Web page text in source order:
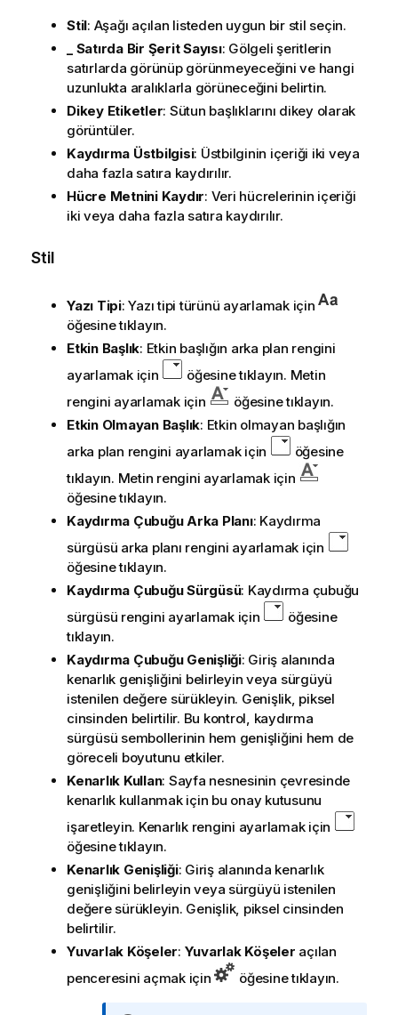
Stil: Aşağı açılan listeden uygun bir stil seçin.
_ Satırda Bir Şerit Sayısı: Gölgeli şeritlerin
satırlarda görünüp görünmeyeceğini ve hangi
uzunlukta aralıklarla görüneceğini belirtin.
Dikey Etiketler: Sütun başlıklarını dikey olarak
görüntüler.
Kaydırma Üstbilgisi: Üstbilginin içeriği iki veya
daha fazla satıra kaydırılır.
Hücre Metnini Kaydır: Veri hücrelerinin içeriği
iki veya daha fazla satıra kaydırılır.
Stil
Yazı Tipi: Yazı tipi türünü ayarlamak için
öğesine tıklayın.
Etkin Başlık: Etkin başlığın arka plan rengini
ayarlamak için
öğesine tıklayın. Metin
rengini ayarlamak için
öğesine tıklayın.
Etkin Olmayan Başlık: Etkin olmayan başlığın
arka plan rengini ayarlamak için
öğesine
tıklayın. Metin rengini ayarlamak için
öğesine tıklayın.
Kaydırma Çubuğu Arka Planı: Kaydırma
sürgüsü arka planı rengini ayarlamak için
öğesine tıklayın.
Kaydırma Çubuğu Sürgüsü: Kaydırma çubuğu
sürgüsü rengini ayarlamak için
öğesine
tıklayın.
Kaydırma Çubuğu Genişliği: Giriş alanında
kenarlık genişliğini belirleyin veya sürgüyü
istenilen değere sürükleyin. Genişlik, piksel
cinsinden belirtilir. Bu kontrol, kaydırma
sürgüsü sembollerinin hem genişliğini hem de
göreceli boyutunu etkiler.
Kenarlık Kullan: Sayfa nesnesinin çevresinde
kenarlık kullanmak için bu onay kutusunu
işaretleyin. Kenarlık rengini ayarlamak için
öğesine tıklayın.
Kenarlık Genişliği: Giriş alanında kenarlık
genişliğini belirleyin veya sürgüyü istenilen
değere sürükleyin. Genişlik, piksel cinsinden
belirtilir.
Yuvarlak Köşeler: Yuvarlak Köşeler açılan
penceresini açmak için
öğesine tıklayın.